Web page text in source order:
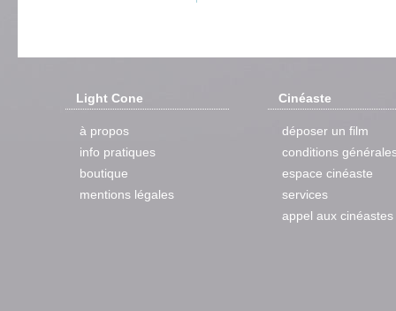
Light Cone
à propos
info pratiques
boutique
mentions légales
Cinéaste
déposer un film
conditions
espace cinéaste
services
appel aux cinéastes